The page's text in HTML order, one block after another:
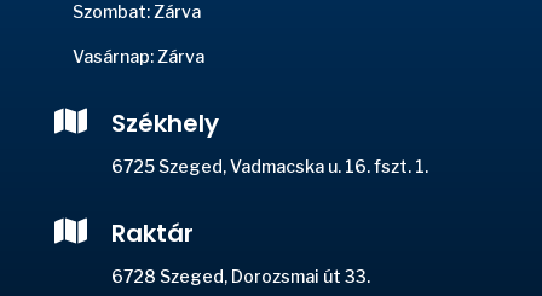
Szombat: Zárva
Vasárnap: Zárva
 Székhely
6725 Szeged, Vadmacska u. 16. fszt. 1.
 Raktár
6728 Szeged, Dorozsmai út 33.